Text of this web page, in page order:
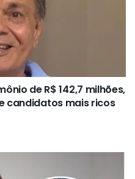
de R$ 142,7 milhões,
candidatos mais ricos